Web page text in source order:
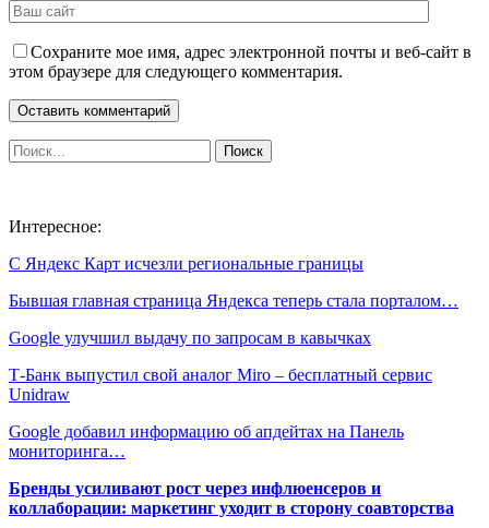
Сохраните мое имя, адрес электронной почты и веб-сайт в
этом браузере для следующего комментария.
Интересное:
С Яндекс Карт исчезли региональные границы
Бывшая главная страница Яндекса теперь стала порталом…
Google улучшил выдачу по запросам в кавычках
Т-Банк выпустил свой аналог Miro – бесплатный сервис
Unidraw
Google добавил информацию об апдейтах на Панель
мониторинга…
Бренды усиливают рост через инфлюенсеров и
коллаборации: маркетинг уходит в сторону соавторства